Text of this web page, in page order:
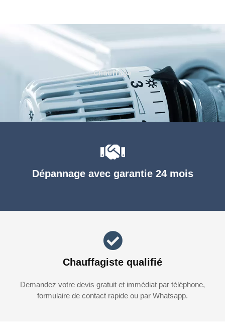
Dépannage avec garantie 24 mois
Chauffagiste qualifié
Demandez votre devis gratuit et immédiat par téléphone,
formulaire de contact rapide ou par Whatsapp.
Chauffage